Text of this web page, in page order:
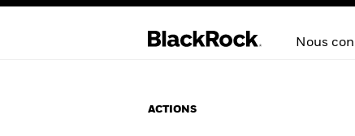
Nous
ACTIONS